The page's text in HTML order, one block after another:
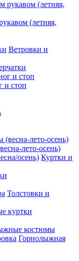
(летняя,
Ветровки и
и стоп
лето-осень)
Куртки и
Толстовки и
куртки
костюмы
Горнолыжная